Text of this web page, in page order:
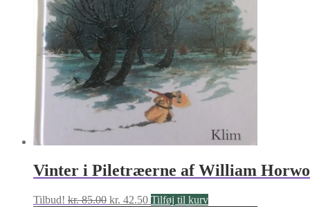
Vinter i Piletræerne af William
Tilbud! kr.85.00 Den
kr. 42.50Den
Tilføj til kurv